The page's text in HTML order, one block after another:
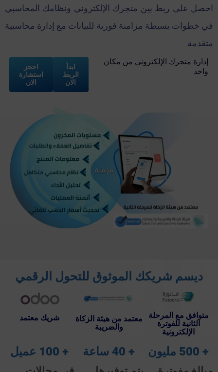
احصل على ربط بين متجرك الإلكتروني ونظامك المحاسبي
في خطوات بسيطة مزامنة فورية للبيانات مع إدارة محاسبية
متقدمة
إدارة متجرك الإلكتروني من مكان
واحد
ابدأ
الربط
الان
احجز
استشارة
الان
ديسم شريكك الموثوق للتحول الرقمي
متوافق مع المرحلة
الثانية للفوترة
الإلكترونية
معتمد من هيئة الزكاة
والضريبة
شريك معتمد
500
40
100